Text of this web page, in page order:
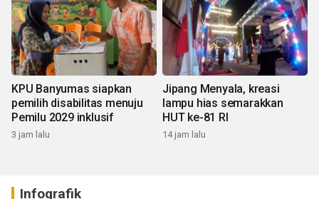
KPU Banyumas siapkan
pemilih disabilitas menuju
Pemilu 2029 inklusif
3 jam lalu
Jipang Menyala, kreasi
lampu hias semarakkan
HUT ke-81 RI
14 jam lalu
Infografik